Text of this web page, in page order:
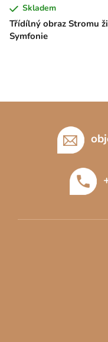
Třídílný obraz Stromu
Symfonie
Skladem